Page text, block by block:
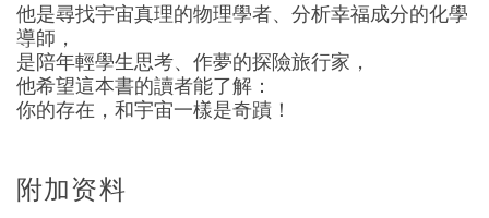
他是尋找宇宙真理的物理學者、分析幸福成分的化學
導師，
是陪年輕學生思考、作夢的探險旅行家，
他希望這本書的讀者能了解：
你的存在，和宇宙一樣是奇蹟！
附加资料